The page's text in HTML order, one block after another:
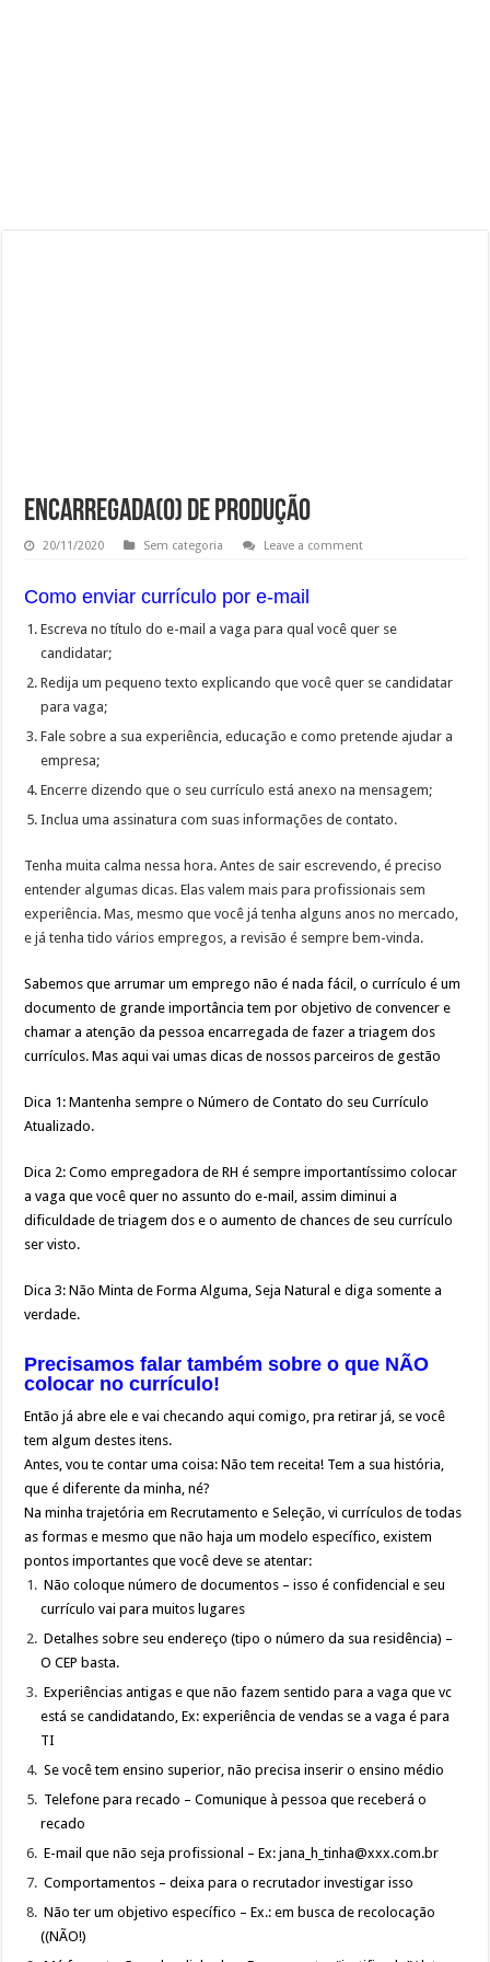
Encarregada(o) de produção
20/11/2020 Sem categoria Leave a comment
Como enviar currículo por e-mail
Escreva no título do e-mail a vaga para qual você quer se
candidatar;
Redija um pequeno texto explicando que você quer se candidatar
para vaga;
Fale sobre a sua experiência, educação e como pretende ajudar a
empresa;
Encerre dizendo que o seu currículo está anexo na mensagem;
Inclua uma assinatura com suas informações de contato.
Tenha muita calma nessa hora. Antes de sair escrevendo, é preciso
entender algumas dicas. Elas valem mais para profissionais sem
experiência. Mas, mesmo que você já tenha alguns anos no mercado,
e já tenha tido vários empregos, a revisão é sempre bem-vinda.
Sabemos que arrumar um emprego não é nada fácil, o currículo é um
documento de grande importância tem por objetivo de convencer e
chamar a atenção da pessoa encarregada de fazer a triagem dos
currículos. Mas aqui vai umas dicas de nossos parceiros de gestão
Dica 1: Mantenha sempre o Número de Contato do seu Currículo
Atualizado.
Dica 2: Como empregadora de RH é sempre importantíssimo colocar
a vaga que você quer no assunto do e-mail, assim diminui a
dificuldade de triagem dos e o aumento de chances de seu currículo
ser visto.
Dica 3: Não Minta de Forma Alguma, Seja Natural e diga somente a
verdade.
Precisamos falar também sobre o que NÃO
colocar no currículo!
Então já abre ele e vai checando aqui comigo, pra retirar já, se você
tem algum destes itens.
Antes, vou te contar uma coisa: Não tem receita! Tem a sua história,
que é diferente da minha, né?
Na minha trajetória em Recrutamento e Seleção, vi currículos de todas
as formas e mesmo que não haja um modelo específico, existem
pontos importantes que você deve se atentar:
Não coloque número de documentos – isso é confidencial e seu
currículo vai para muitos lugares
Detalhes sobre seu endereço (tipo o número da sua residência) –
O CEP basta.
Experiências antigas e que não fazem sentido para a vaga que vc
está se candidatando, Ex: experiência de vendas se a vaga é para
TI
Se você tem ensino superior, não precisa inserir o ensino médio
Telefone para recado – Comunique à pessoa que receberá o
recado
E-mail que não seja profissional – Ex: jana_h_tinha@xxx.com.br
Comportamentos – deixa para o recrutador investigar isso
Não ter um objetivo específico – Ex.: em busca de recolocação
((NÃO!)